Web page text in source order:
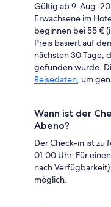
Gültig ab 9. Aug.
Erwachsene im
beginnen bei 55 €
Preis basiert auf
nächsten 30 Tage,
gefunden wurde.
Reisedaten, um
Wann ist der
Abeno?
Der Check-in ist zu
01:00 Uhr. Für
nach
möglich.